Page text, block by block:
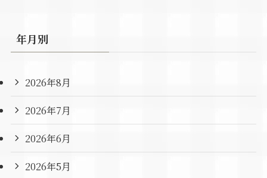
年月別
2026年8月
2026年7月
2026年6月
2026年5月